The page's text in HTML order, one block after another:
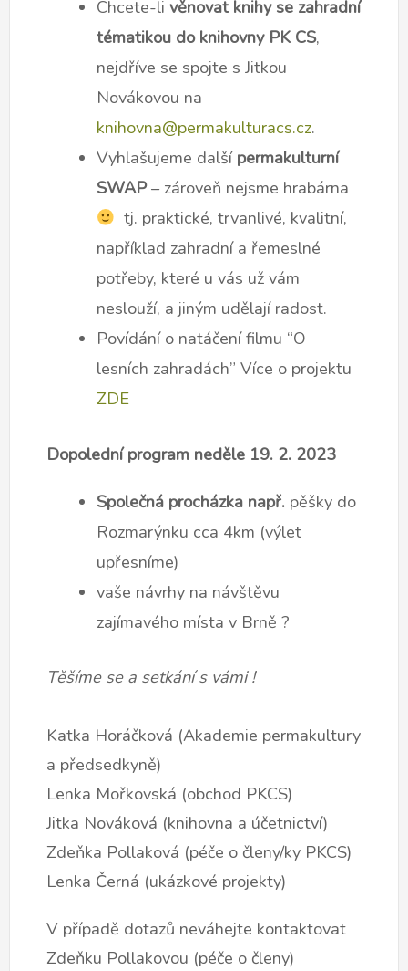
Chcete-li věnovat knihy se zahradní
tématikou do knihovny PK CS,
nejdříve se spojte s Jitkou
Novákovou na
knihovna@permakulturacs.cz.
Vyhlašujeme další permakulturní
SWAP– zároveň nejsme hrabárna
tj. praktické, trvanlivé, kvalitní,
například zahradní a řemeslné
potřeby, které u vás už vám
neslouží, a jiným udělají radost.
Povídání o natáčení filmu “O
lesních zahradách” Více o projektu
ZDE
Dopolední program neděle 19. 2. 2023
Společná procházka např.pěšky do
Rozmarýnku cca 4km (výlet
upřesníme)
vaše návrhy na návštěvu
zajímavého místa v Brně ?
Těšíme se a setkání s vámi !
Katka Horáčková (Akademie permakultury
a předsedkyně)
Lenka Mořkovská (obchod PKCS)
Jitka Nováková (knihovna a účetnictví)
Zdeňka Pollaková (péče o členy/ky PKCS)
Lenka Černá (ukázkové projekty)
V případě dotazů neváhejte kontaktovat
Zdeňku Pollakovou (péče o členy)